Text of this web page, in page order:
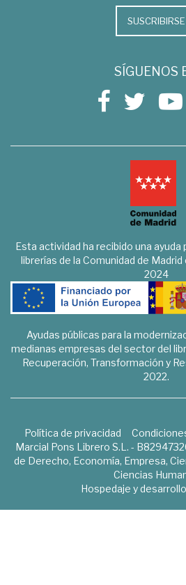
SUSCRIBIRSE
SÍGUENOS
Esta actividad ha recibido una ayuda
librerías de la Comunidad de
2024
Ayudas públicas para la
medianas empresas del sector del
Recuperación, Transformación y
2022.
Política de privacidad
Marcial Pons Librero S.L. -
de Derecho, Economía, Empresa,
Ciencias
Hospedaje y desarrollo